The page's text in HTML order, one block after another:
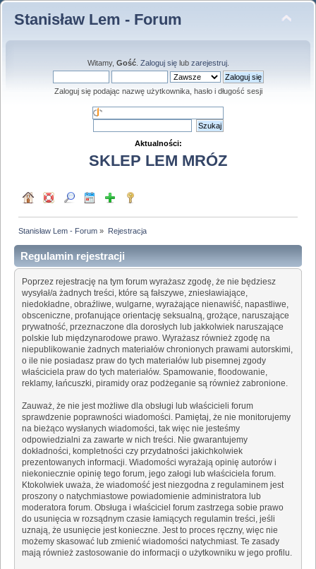
Stanisław Lem - Forum
Witamy, Gość. Zaloguj sięlub zarejestruj.
Zaloguj się podając nazwę użytkownika, hasło i długość sesji
Aktualności:
SKLEP LEM MRÓZ
Stanisław Lem - Forum » Rejestracja
Regulamin rejestracji
Poprzez rejestrację na tym forum wyrażasz zgodę, że nie będziesz
wysyłał/a żadnych treści, które są fałszywe, zniesławiające,
niedokładne, obraźliwe, wulgarne, wyrażające nienawiść, napastliwe,
obsceniczne, profanujące orientację seksualną, grożące, naruszające
prywatność, przeznaczone dla dorosłych lub jakkolwiek naruszające
polskie lub międzynarodowe prawo. Wyrażasz również zgodę na
niepublikowanie żadnych materiałów chronionych prawami autorskimi,
o ile nie posiadasz praw do tych materiałów lub pisemnej zgody
właściciela praw do tych materiałów. Spamowanie, floodowanie,
reklamy, łańcuszki, piramidy oraz podżeganie są również zabronione.
Zauważ, że nie jest możliwe dla obsługi lub właścicieli forum
sprawdzenie poprawności wiadomości. Pamiętaj, że nie monitorujemy
na bieżąco wysłanych wiadomości, tak więc nie jesteśmy
odpowiedzialni za zawarte w nich treści. Nie gwarantujemy
dokładności, kompletności czy przydatności jakichkolwiek
prezentowanych informacji. Wiadomości wyrażają opinię autorów i
niekoniecznie opinię tego forum, jego załogi lub właściciela forum.
Ktokolwiek uważa, że wiadomość jest niezgodna z regulaminem jest
proszony o natychmiastowe powiadomienie administratora lub
moderatora forum. Obsługa i właściciel forum zastrzega sobie prawo
do usunięcia w rozsądnym czasie łamiących regulamin treści, jeśli
uznają, że usunięcie jest konieczne. Jest to proces ręczny, więc nie
możemy skasować lub zmienić wiadomości natychmiast. Te zasady
mają również zastosowanie do informacji o użytkowniku w jego profilu.